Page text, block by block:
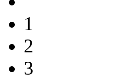
1
2
3